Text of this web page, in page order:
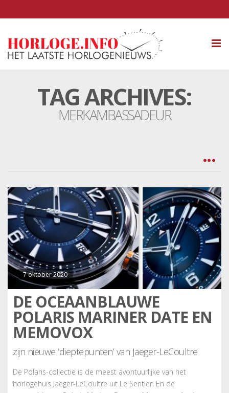
TAG ARCHIVES:
MERKAMBASSADEUR
7 oktober 2020
DE OCEAANBLAUWE
POLARIS MARINER DATE EN
MEMOVOX
zijn nieuwe ‘dieptepunten’ van Jaeger-LeCoultre
De Polaris-collectie is de meest avontuurlijke van het
horlogehuis Jaeger-LeCoultre uit Le Sentier. En de